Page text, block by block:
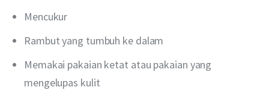
Mencukur
Rambut yang tumbuh ke dalam
Memakai pakaian ketat atau pakaian yang
mengelupas kulit